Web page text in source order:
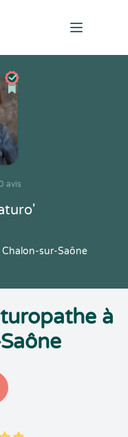
Open
avis
sur-Saône
à